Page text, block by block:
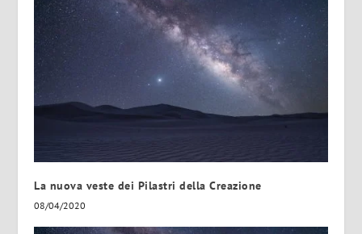
La nuova veste dei Pilastri della Creazione
08/04/2020